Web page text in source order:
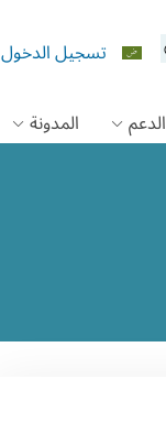
تسجيل الدخول
الدعم المدونة